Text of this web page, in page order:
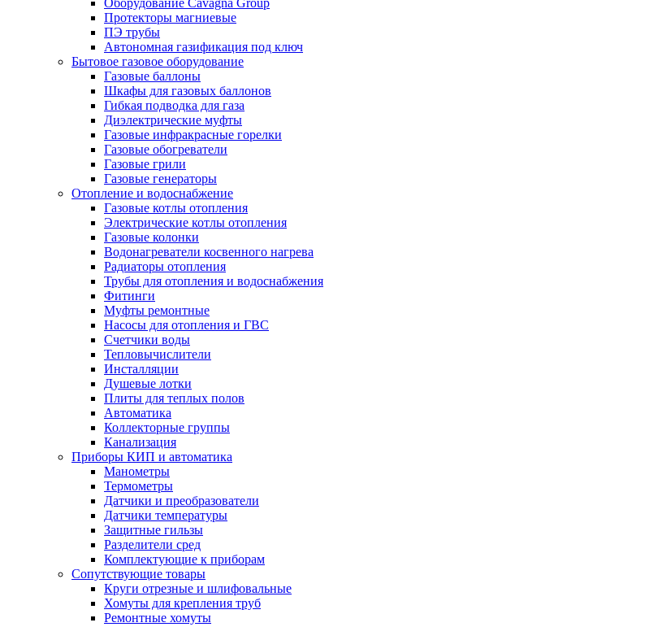
Оборудование Cavagna Group
Протекторы магниевые
ПЭ трубы
Автономная газификация под ключ
Бытовое газовое оборудование
Газовые баллоны
Шкафы для газовых баллонов
Гибкая подводка для газа
Диэлектрические муфты
Газовые инфракрасные горелки
Газовые обогреватели
Газовые грили
Газовые генераторы
Отопление и водоснабжение
Газовые котлы отопления
Электрические котлы отопления
Газовые колонки
Водонагреватели косвенного нагрева
Радиаторы отопления
Трубы для отопления и водоснабжения
Фитинги
Муфты ремонтные
Насосы для отопления и ГВС
Счетчики воды
Тепловычислители
Инсталляции
Душевые лотки
Плиты для теплых полов
Автоматика
Коллекторные группы
Канализация
Приборы КИП и автоматика
Манометры
Термометры
Датчики и преобразователи
Датчики температуры
Защитные гильзы
Разделители сред
Комплектующие к приборам
Сопутствующие товары
Круги отрезные и шлифовальные
Хомуты для крепления труб
Ремонтные хомуты